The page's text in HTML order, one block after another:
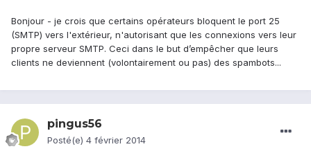
Bonjour - je crois que certains opérateurs bloquent le port 25
(SMTP) vers l'extérieur, n'autorisant que les connexions vers leur
propre serveur SMTP. Ceci dans le but d’empêcher que leurs
clients ne deviennent (volontairement ou pas) des spambots...
pingus56
Posté(e) 4 février 2014